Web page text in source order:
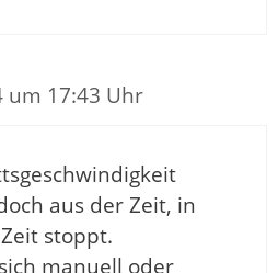
um 17:43 Uhr
aus der Zeit, in
stoppt.
manuell oder